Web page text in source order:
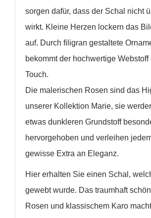
sorgen dafür, dass der Schal nicht
wirkt. Kleine Herzen lockern das
auf. Durch filigran gestaltete
bekommt der hochwertige
Touch.
Die malerischen Rosen sind das
unserer Kollektion Marie, sie
etwas dunkleren Grundstoff
hervorgehoben und verleihen
gewisse Extra an Eleganz.
Hier erhalten Sie einen Schal,
gewebt wurde. Das traumhaft
Rosen und klassischem Karo